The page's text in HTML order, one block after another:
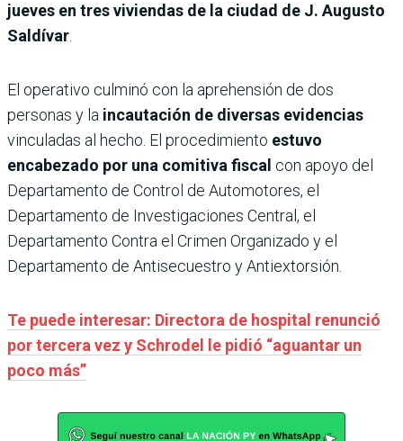
jueves en tres viviendas de la ciudad de J. Augusto
Saldívar.
El operativo culminó con la aprehensión de dos
personas y la incautación de diversas evidencias
vinculadas al hecho. El procedimiento estuvo
encabezado por una comitiva fiscal con apoyo del
Departamento de Control de Automotores, el
Departamento de Investigaciones Central, el
Departamento Contra el Crimen Organizado y el
Departamento de Antisecuestro y Antiextorsión.
Te puede interesar: Directora de hospital renunció
por tercera vez y Schrodel le pidió “aguantar un
poco más”